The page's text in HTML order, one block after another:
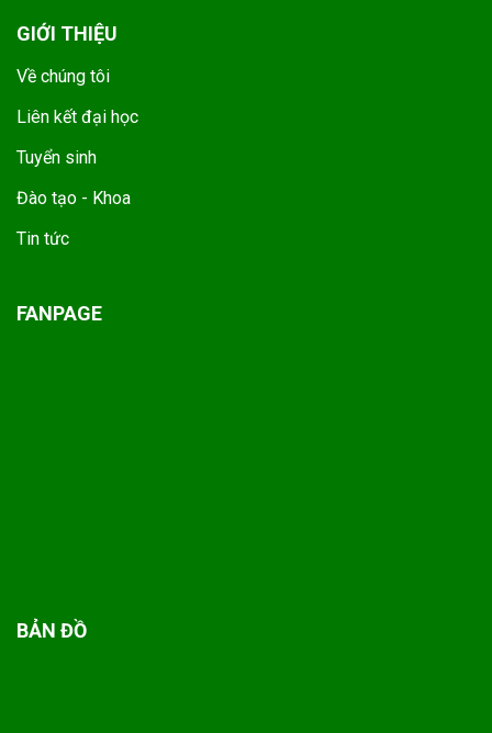
GIỚI THIỆU
Về chúng tôi
Liên kết đại học
Tuyển sinh
Đào tạo - Khoa
Tin tức
FANPAGE
BẢN ĐỒ